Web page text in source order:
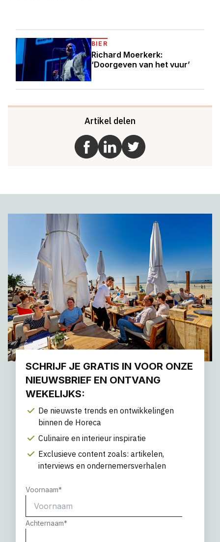
BIER
Richard Moerkerk:
‘Doorgeven van het vuur’
Artikel delen
SCHRIJF JE GRATIS IN VOOR ONZE
NIEUWSBRIEF EN ONTVANG
WEKELIJKS:
De nieuwste trends en ontwikkelingen
binnen de Horeca
Culinaire en interieur inspiratie
Exclusieve content zoals: artikelen,
interviews en ondernemersverhalen
Voornaam*
Achternaam*